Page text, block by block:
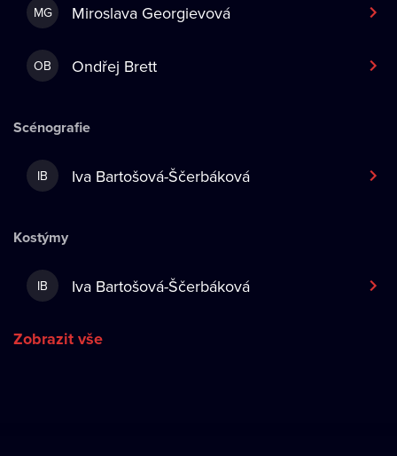
MG Miroslava Georgievová
OB Ondřej Brett
Scénografie
IB Iva Bartošová-Ščerbáková
Kostýmy
IB Iva Bartošová-Ščerbáková
Zobrazit vše